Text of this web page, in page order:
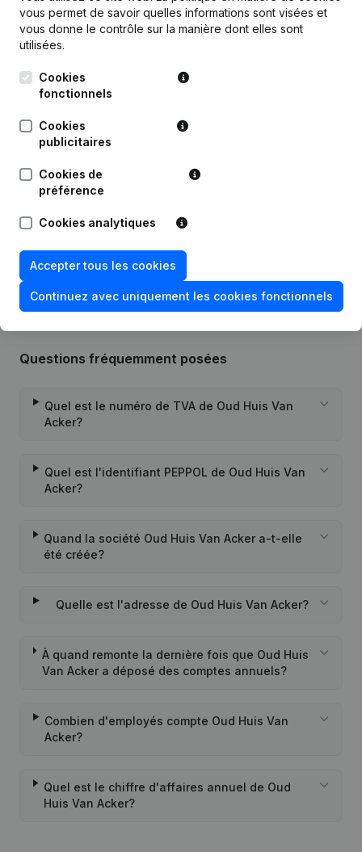
Publicationsde Oud Huis Van Acker
11-09-2023
03-09-2019
07-09-2015 Demissions - Nominations
16-10-2008 Demissions - Nominations
Questions fréquemment posées
Quel est le numéro de TVA de Oud Huis Van
Acker?
Quel est l'identifiant PEPPOL de Oud Huis Van
Acker?
Quand la société Oud Huis Van Acker a-t-elle
été créée?
Quelle est l'adresse de Oud Huis Van Acker?
À quand remonte la dernière fois que Oud Huis
Van Acker a déposé des comptes annuels?
Combien d'employés compte Oud Huis Van
Acker?
Quel est le chiffre d'affaires annuel de Oud
Huis Van Acker?
vous permet de savoir quelles informations sont visées et
vous donne le contrôle sur la manière dont elles sont
utilisées.
Cookies
fonctionnels
Cookies
publicitaires
Cookies de
préférence
Cookies analytiques
Accepter tous les cookies
Continuez avec uniquement les cookies fonctionnels